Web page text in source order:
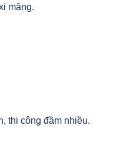
măng.
thi công đầm nhiều.